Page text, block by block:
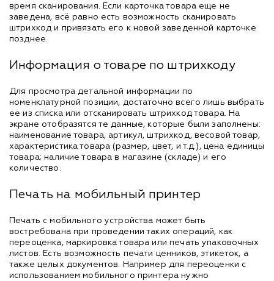
время сканирования. Если карточка товара еще не
заведена, всё равно есть возможность сканировать
штрихкод и привязать его к новой заведенной карточке
позднее.
Информация о товаре по штрихкоду
Для просмотра детальной информации по
номенклатурной позиции, достаточно всего лишь выбрать
ее из списка или отсканировать штрихкод товара. На
экране отобразятся те данные, которые были заполнены:
наименование товара, артикул, штрихкод, весовой товар,
характеристика товара (размер, цвет, и т.д.), цена единицы
товара; наличие товара в магазине (складе) и его
количество.
Печать на мобильный принтер
Печать с мобильного устройства может быть
востребована при проведении таких операций, как
переоценка, маркировка товара или печать упаковочных
листов. Есть возможность печати ценников, этикеток, а
также целых документов. Например для переоценки с
использованием мобильного принтера нужно